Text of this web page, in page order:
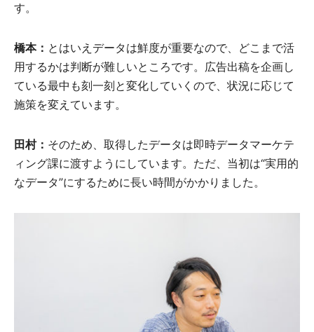
す。
橋本： とはいえデータは鮮度が重要なので、どこまで活
用するかは判断が難しいところです。広告出稿を企画し
ている最中も刻一刻と変化していくので、状況に応じて
施策を変えています。
田村： そのため、取得したデータは即時データマーケテ
ィング課に渡すようにしています。ただ、当初は“実用的
なデータ”にするために長い時間がかかりました。